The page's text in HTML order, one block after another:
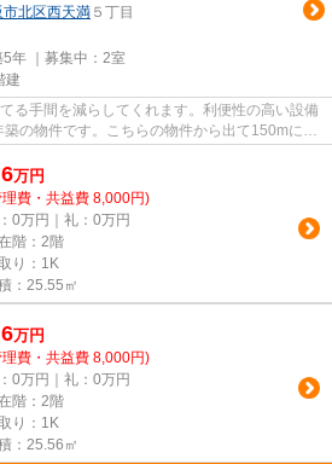
市北区西天満 ５丁目
年 ｜募集中： 2室
建
る手間を減らしてくれます。利便性の高い設備
の物件です。こちらの物件から出て150mに駐
万円
費・共益費 8,000円)
0万円｜礼：0万円
階：2階
り：1K
：25.55㎡
万円
費・共益費 8,000円)
0万円｜礼：0万円
階：2階
り：1K
：25.56㎡